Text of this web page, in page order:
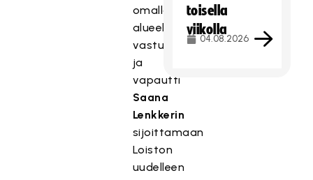
omalla
alueella
vastustajan
ja
vapautti
Saana
Lenkkerin
sijoittamaan
Loiston
uudelleen
toisella
viikolla
04.08.2026